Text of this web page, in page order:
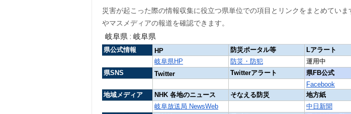
災害が起こった際の情報収集に役立つ県単位での項目とリンクをまとめてい
やマスメディアの報道を確認できます。